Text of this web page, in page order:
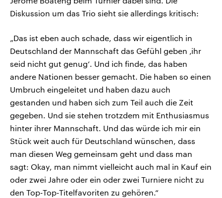
Diskussion um das Trio sieht sie allerdings kritisch:
„Das ist eben auch schade, dass wir eigentlich in
Deutschland der Mannschaft das Gefühl geben ‚ihr
seid nicht gut genug‘. Und ich finde, das haben
andere Nationen besser gemacht. Die haben so einen
Umbruch eingeleitet und haben dazu auch
gestanden und haben sich zum Teil auch die Zeit
gegeben. Und sie stehen trotzdem mit Enthusiasmus
hinter ihrer Mannschaft. Und das würde ich mir ein
Stück weit auch für Deutschland wünschen, dass
man diesen Weg gemeinsam geht und dass man
sagt: Okay, man nimmt vielleicht auch mal in Kauf ein
oder zwei Jahre oder ein oder zwei Turniere nicht zu
den Top-Top-Titelfavoriten zu gehören.“